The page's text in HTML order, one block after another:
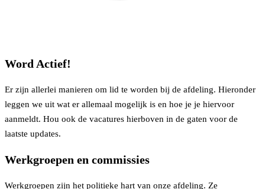
Word Actief!
Er zijn allerlei manieren om lid te worden bij de afdeling. Hieronder
leggen we uit wat er allemaal mogelijk is en hoe je je hiervoor
aanmeldt. Hou ook de vacatures hierboven in de gaten voor de
laatste updates.
Werkgroepen en commissies
Werkgroepen zijn het politieke hart van onze afdeling. Ze